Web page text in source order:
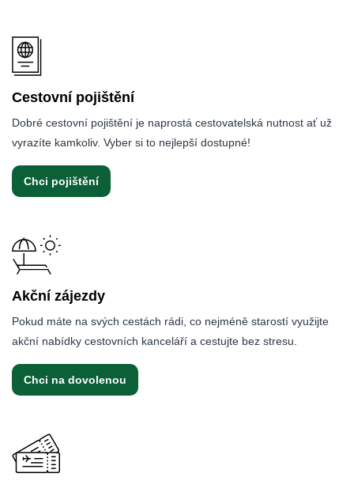
Cestovní pojištění
Dobré cestovní pojištění je naprostá cestovatelská nutnost ať už
vyrazíte kamkoliv. Vyber si to nejlepší dostupné!
Chci pojištění
Akční zájezdy
Pokud máte na svých cestách rádi, co nejméně starostí využijte
akční nabídky cestovních kanceláří a cestujte bez stresu.
Chci na dovolenou